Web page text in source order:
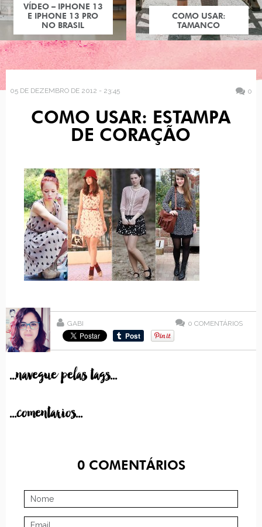
VÍDEO – IPHONE 13
E IPHONE 13 PRO
NO BRASIL
COMO USAR:
TAMANCO
05 DE DEZEMBRO DE 2012 - 23:45 0
COMO USAR: ESTAMPA
DE CORAÇÃO
GABI 0 COMENTÁRIOS
...navegue pelas tags...
...comentarios...
0COMENTÁRIOS